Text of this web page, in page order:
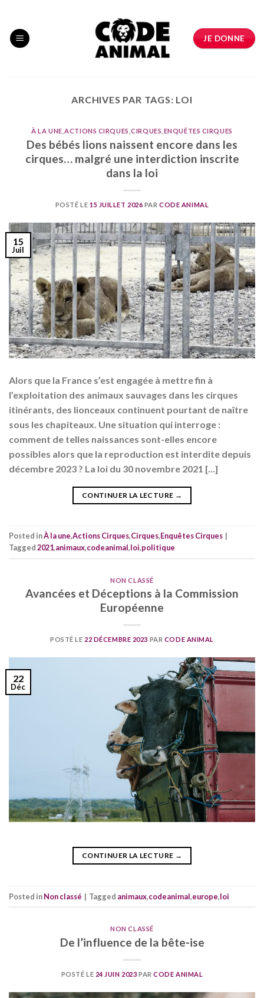
content
JE DONNE
ARCHIVES PAR TAGS: LOI
À LA UNE ,ACTIONS CIRQUES ,CIRQUES ENQUÊTES CIRQUES
Des bébés lions naissent encore dans les
cirques… malgré une interdiction inscrite
dans la loi
POSTÉ LE 15 JUILLET 2026 PARCODE ANIMAL
15
Juil
Alors que la France s’est engagée à mettre fin à
l’exploitation des animaux sauvages dans les cirques
itinérants, des lionceaux continuent pourtant de naître
sous les chapiteaux. Une situation qui interroge :
comment de telles naissances sont-elles encore
possibles alors que la reproduction est interdite depuis
décembre 2023 ? La loi du 30 novembre 2021 […]
CONTINUER LA LECTURE →
Posted inÀ la une,Actions Cirques,Cirques,Enquêtes Cirques |
Tagged2021,animaux,codeanimal,loi,politique
NON CLASSÉ
Avancées et Déceptions à la Commission
Européenne
POSTÉ LE 22 DÉCEMBRE 2023 PAR CODE ANIMAL
22
Déc
CONTINUER LA LECTURE →
Posted inNon classé | Tagged animaux,codeanimal,europe,loi
NON CLASSÉ
De l’influence de la bête-ise
POSTÉ LE 24 JUIN 2023 PARCODE ANIMAL